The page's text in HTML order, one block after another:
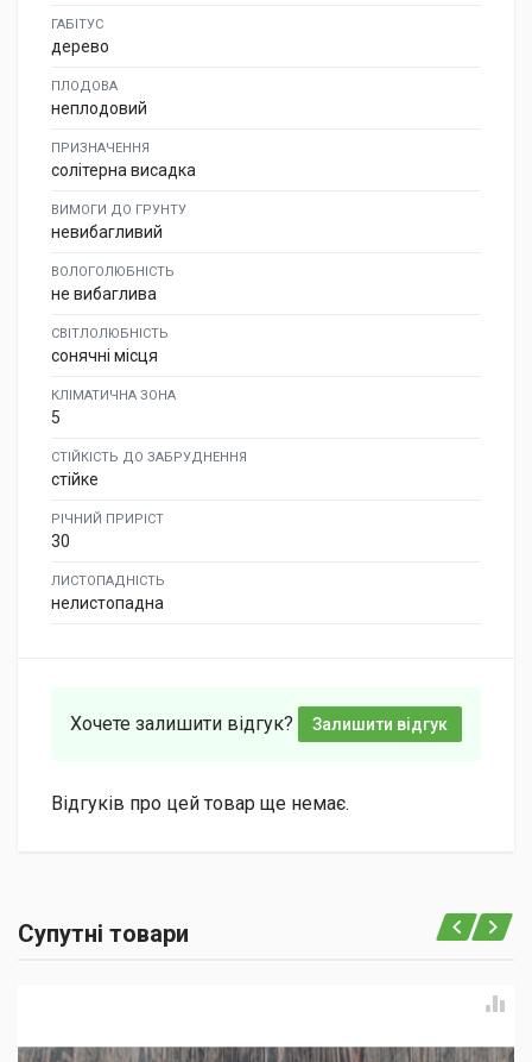
ГАБІТУС
дерево
ПЛОДОВА
неплодовий
ПРИЗНАЧЕННЯ
солітерна висадка
ВИМОГИ ДО ГРУНТУ
невибагливий
ВОЛОГОЛЮБНІСТЬ
не вибаглива
СВІТЛОЛЮБНІСТЬ
сонячні місця
КЛІМАТИЧНА ЗОНА
5
СТІЙКІСТЬ ДО ЗАБРУДНЕННЯ
стійке
РІЧНИЙ ПРИРІСТ
30
ЛИСТОПАДНІСТЬ
нелистопадна
Хочете залишити відгук? Залишити відгук
Відгуків про цей товар ще немає.
Супутні товари